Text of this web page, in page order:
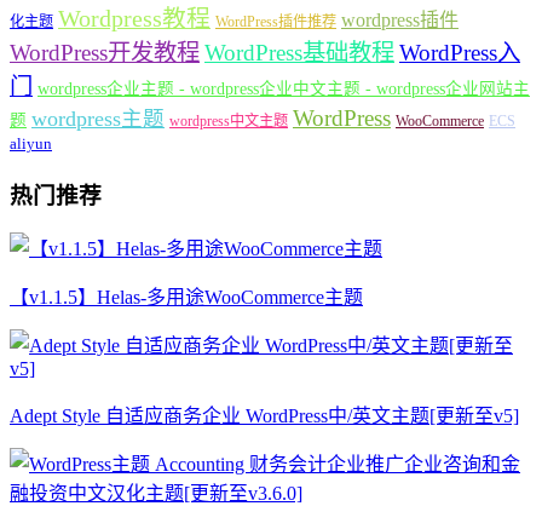
化主题 Wordpress教程 WordPress插件推荐 wordpress插件
WordPress开发教程WordPress基础教程WordPress入
门
wordpress企业主题 - wordpress企业中文主题 - wordpress企业网站主
题 wordpress主题 wordpress中文主题 WordPress WooCommerce ECS
aliyun
热门推荐
【v1.1.5】Helas-多用途WooCommerce主题
Adept Style 自适应商务企业 WordPress中/英文主题[更新至v5]